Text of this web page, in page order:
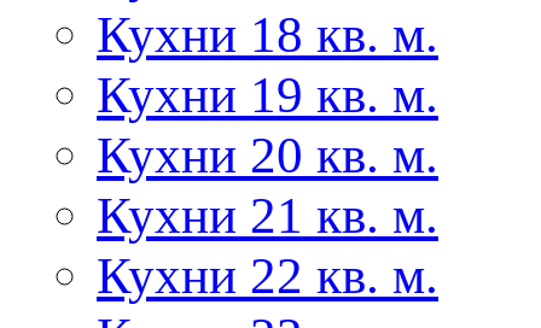
Кухни 18 кв. м.
Кухни 19 кв. м.
Кухни 20 кв. м.
Кухни 21 кв. м.
Кухни 22 кв. м.